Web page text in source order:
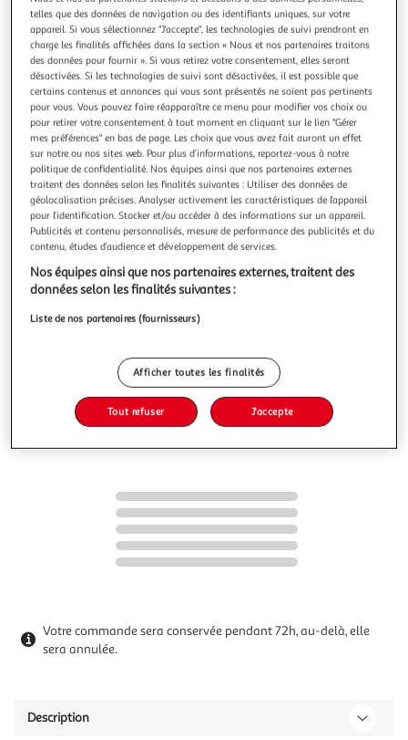
précédente
suivante
4.2 (12)
QILIVE
Bouilloire électrique Q.5549 - Noir
2200 W, Capacité 1.7 L, Niveau d'eau visible, Base 360,
Arrêt automatique, Filtre antiparticules amovible
En savoir +
Garantie fabricant: 3 ans *
Vendu parAuchan
Choisir un magasin
Retrait 1h en magasin
Paiement en ligne ·Service offert
dont 0,41€ d'éco-part.
Ajouter au panier
Ajouter à une liste
Votre commande sera conservée pendant 72h, au-delà, elle
sera annulée.
Description
telles que des données de navigation ou des identifiants uniques, sur votre
appareil. Si vous sélectionnez "J'accepte", les technologies de suivi prendront en
charge les finalités affichées dans la section « Nous et nos partenaires traitons
des données pour fournir ». Si vous retirez votre consentement, elles seront
désactivées. Si les technologies de suivi sont désactivées, il est possible que
certains contenus et annonces qui vous sont présentés ne soient pas pertinents
pour vous. Vous pouvez faire réapparaître ce menu pour modifier vos choix ou
pour retirer votre consentement à tout moment en cliquant sur le lien "Gérer
mes préférences" en bas de page. Les choix que vous avez fait auront un effet
sur notre ou nos sites web. Pour plus d’informations, reportez-vous à notre
politique de confidentialité. Nos équipes ainsi que nos partenaires externes
traitent des données selon les finalités suivantes : Utiliser des données de
géolocalisation précises. Analyser activement les caractéristiques de l’appareil
pour l’identification. Stocker et/ou accéder à des informations sur un appareil.
Publicités et contenu personnalisés, mesure de performance des publicités et du
contenu, études d’audience et développement de services.
Nos équipes ainsi que nos partenaires externes, traitent des
données selon les finalités suivantes :
Liste de nos partenaires (fournisseurs)
Afficher toutes les finalités
Tout refuser J'accepte